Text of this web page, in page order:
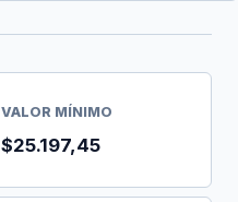
VALOR MÍNIMO
$25.197,45